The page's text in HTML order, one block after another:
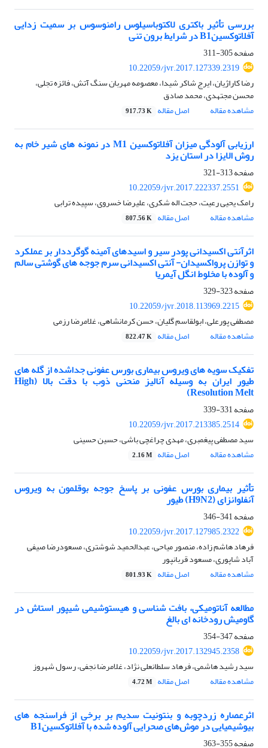
بررسی تأثیر باکتری لاکتوباسیلوس رامنوسوس بر سمیت زدایی
آفلاتوکسینB1 در شرایط برون تنی
صفحه305-311
10.22059/jvr.2017.127339.2319
رضا کاراژیان، ایرج شاکر شیدا، معصومه مهربان سنگ آتش، فائزه تجلی،
محسن مجتهدی، محمد صادق
مشاهده مقاله
اصل مقاله 917.73 K
ارزیابی آلودگی میزان آفلاتوکسین M1 در نمونه های شیر خام به
روش الایزا در استان یزد
صفحه313-321
10.22059/jvr.2017.222337.2551
رامک یحیی رعیت، حجت اله شکری، علیرضا خسروی، سپیده ترابی
مشاهده مقاله
اصل مقاله 807.56 K
اثرآنتی اکسیدانی پودر سیر و اسیدهای آمینه گوگرددار بر عملکرد
و توازن پرواکسیدان- آنتی اکسیدانی سرم جوجه های گوشتی سالم
و آلوده با مخلوط انگل آیمریا
صفحه323-329
10.22059/jvr.2018.113969.2215
مصطفی پورعلی، ابولقاسم گلیان، حسن کرمانشاهی، غلامرضا رزمی
مشاهده مقاله
اصل مقاله 822.47 K
تفکیک سویه های ویروس بیماری بورس عفونی جداشده از گله های
طیور ایران به وسیله آنالیز منحنی ذوب با دقت بالا (High
Resolution Melt)
صفحه331-339
10.22059/jvr.2017.213385.2514
سید مصطفی پیغمبری، مهدی چراغچی باشی، حسین حسینی
مشاهده مقاله
اصل مقاله 2.16 M
تأثیر بیماری بورس عفونی بر پاسخ جوجه بوقلمون به ویروس
آنفلوانزای (H9N2) طیور
صفحه341-346
10.22059/jvr.2017.127985.2322
فرهاد هاشم زاده، منصور میاحی، عبدالحمید شوشتری، مسعودرضا صیفی
آباد شاپوری، مسعود قربانپور
مشاهده مقاله
اصل مقاله 801.93 K
مطالعه آناتومیکی، بافت شناسی و هیستوشیمی شیپور استاش در
گاومیش رودخانه ای بالغ
صفحه347-354
10.22059/jvr.2017.132945.2358
سید رشید هاشمی، فرهاد سلطانعلی نژاد، غلامرضا نجفی، رسول شهروز
مشاهده مقاله
اصل مقاله 4.72 M
اثرعصاره زردچوبه و بنتونیت سدیم بر برخی از فراسنجه های
بیوشیمیایی در موش‌ها‌ی صحرایی آلوده شده با آفلاتوکسینB1
صفحه355-363